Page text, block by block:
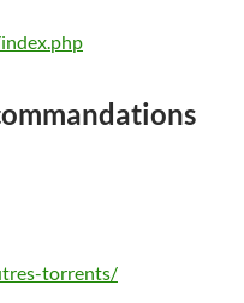
torrents/